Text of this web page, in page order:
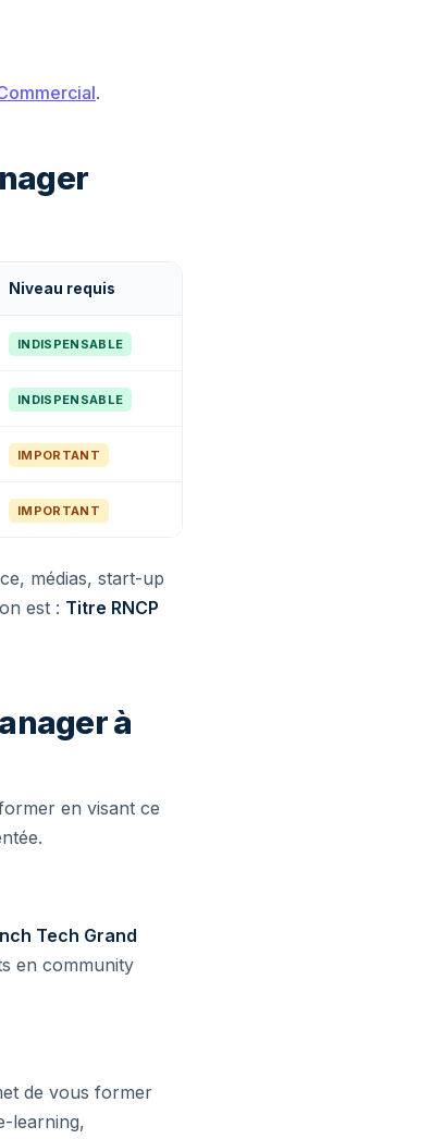
.
Niveau requis
INDISPENSABLE
INDISPENSABLE
IMPORTANT
IMPORTANT
médias, start-up
est : Titre RNCP
à
en visant ce
Tech Grand
en community
de vous former
learning,